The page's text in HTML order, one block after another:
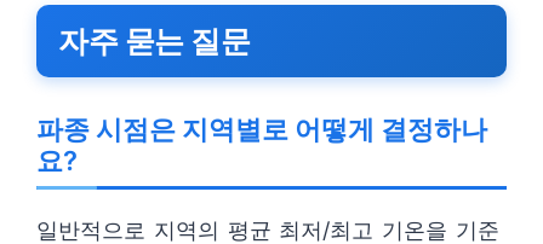
자주 묻는 질문
파종 시점은 지역별로 어떻게 결정하나
요?
일반적으로 지역의 평균 최저/최고 기온을 기준